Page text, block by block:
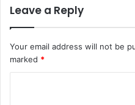
Leave a Reply
Your email address will not be
marked *